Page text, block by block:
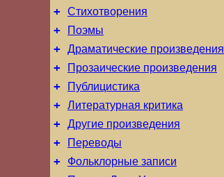
+ Стихотворения
+ Поэмы
+ Драматические произведения
+ Прозаические произведения
+ Публицистика
+ Литературная критика
+ Другие произведения
+ Переводы
+ Фольклорные записи